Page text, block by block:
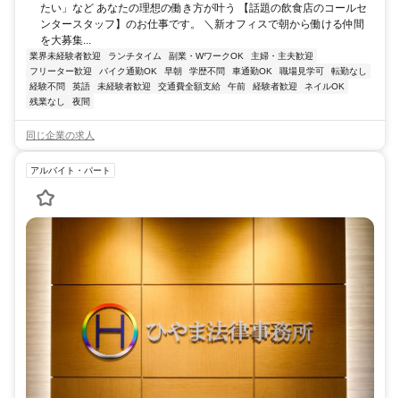
たい」など あなたの理想の働き方が叶う 【話題の飲食店のコールセ
ンタースタッフ】のお仕事です。 ＼新オフィスで朝から働ける仲間
を大募集...
業界未経験者歓迎 ランチタイム 副業・WワークOK
主婦・主夫歓迎
フリーター歓迎
バイク通勤OK 早朝 学歴不問 車通勤OK 職場見学可
転勤なし
経験不問
英語 未経験者歓迎 交通費全額支給 午前 経験者歓迎
ネイルOK
残業なし
夜間
同じ企業の求人
アルバイト・パート